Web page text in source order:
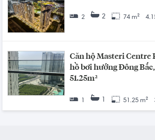
2 2 74 m²
Căn hộ Masteri Centre
hồ bơi hướng Đông
51.25m²
1 51.25 m²